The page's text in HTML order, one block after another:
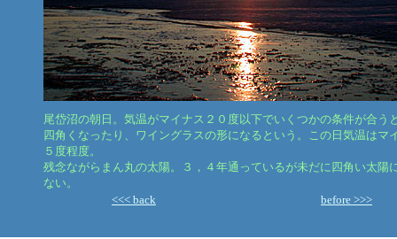
尾岱沼の朝日。気温がマイナス２０度以下でいくつかの条件が合う
四角くなったり、ワイングラスの形になるという。この日気温はマ
５度程度。
残念ながらまん丸の太陽。３，４年通っているが未だに四角い太陽
ない。
<<< back
before >>>